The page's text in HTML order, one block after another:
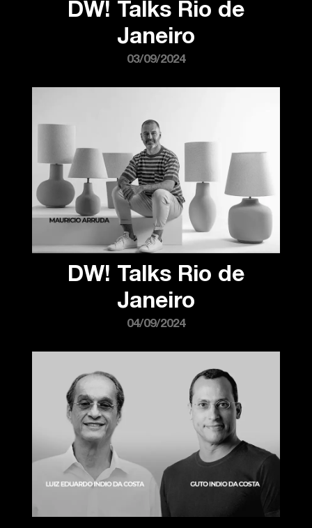
DW! Talks Rio de
Janeiro
03/09/2024
DW! Talks Rio de
Janeiro
04/09/2024